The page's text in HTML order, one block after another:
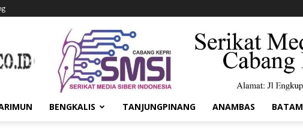
BENGKALIS TANJUNGPINANG ANAMBAS BATAM